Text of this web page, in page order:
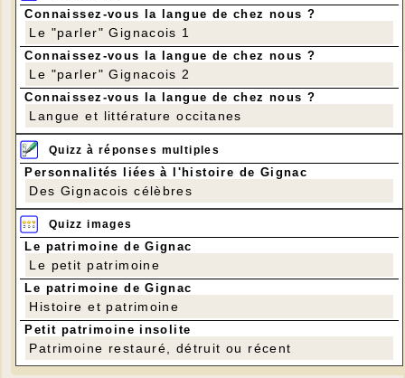
Connaissez-vous la langue de chez nous ?
Le "parler" Gignacois 1
Connaissez-vous la langue de chez nous ?
Le "parler" Gignacois 2
Connaissez-vous la langue de chez nous ?
Langue et littérature occitanes
Quizz à réponses multiples
Personnalités liées à l'histoire de Gignac
Des Gignacois célèbres
Quizz images
Le patrimoine de Gignac
Le petit patrimoine
Le patrimoine de Gignac
Histoire et patrimoine
Petit patrimoine insolite
Patrimoine restauré, détruit ou récent